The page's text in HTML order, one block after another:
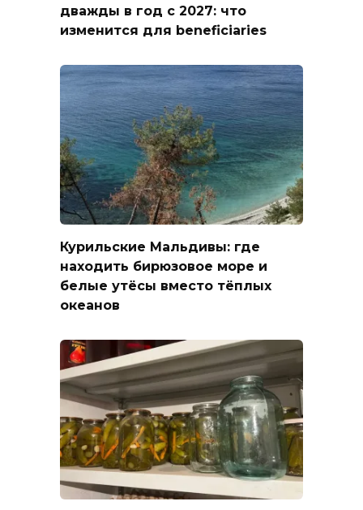
дважды в год с 2027: что
изменится для beneficiaries
Курильские Мальдивы: где
находить бирюзовое море и
белые утёсы вместо тёплых
океанов